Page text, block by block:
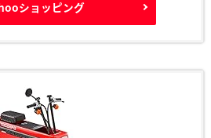
ショッピング